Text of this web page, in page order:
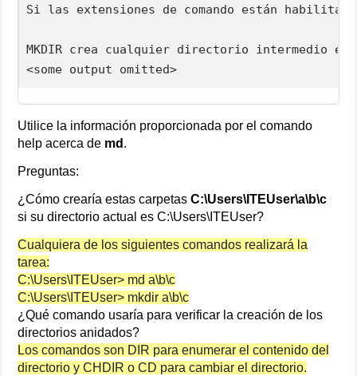
Si las extensiones de comando están
MKDIR crea cualquier directorio intermedio
<some output omitted>
Utilice la información proporcionada por el comando
help acerca de md .
Preguntas:
¿Cómo crearía estas carpetasC:\Users\ITEUser\a\b\c
si su directorio actual es C:\Users\ITEUser?
Cualquiera de los siguientes comandos realizará la
tarea:
C:\Users\ITEUser> md a\b\c
C:\Users\ITEUser> mkdir a\b\c
¿Qué comando usaría para verificar la creación de los
directorios anidados?
Los comandos son DIR para enumerar el contenido del
directorio y CHDIR o CD para cambiar el directorio.